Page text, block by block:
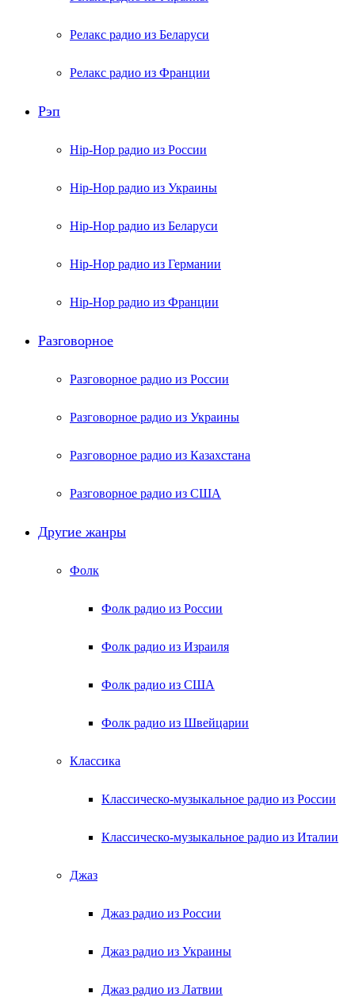
Релакс радио из Беларуси
Релакс радио из Франции
Рэп
Hip-Hop радио из России
Hip-Hop радио из Украины
Hip-Hop радио из Беларуси
Hip-Hop радио из Германии
Hip-Hop радио из Франции
Разговорное
Разговорное радио из России
Разговорное радио из Украины
Разговорное радио из Казахстана
Разговорное радио из США
Другие жанры
Фолк
Фолк радио из России
Фолк радио из Израиля
Фолк радио из США
Фолк радио из Швейцарии
Классика
Классическо-музыкальное радио из России
Классическо-музыкальное радио из Италии
Джаз
Джаз радио из России
Джаз радио из Украины
Джаз радио из Латвии